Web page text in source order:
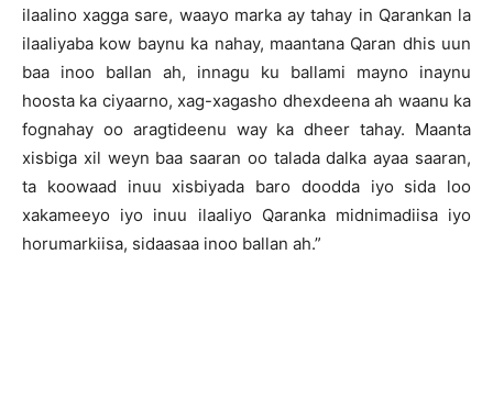
ilaalino xagga sare, waayo marka ay tahay in Qarankan la
ilaaliyaba kow baynu ka nahay, maantana Qaran dhis uun
baa inoo ballan ah, innagu ku ballami mayno inaynu
hoosta ka ciyaarno, xag-xagasho dhexdeena ah waanu ka
fognahay oo aragtideenu way ka dheer tahay. Maanta
xisbiga xil weyn baa saaran oo talada dalka ayaa saaran,
ta koowaad inuu xisbiyada baro doodda iyo sida loo
xakameeyo iyo inuu ilaaliyo Qaranka midnimadiisa iyo
horumarkiisa, sidaasaa inoo ballan ah.”